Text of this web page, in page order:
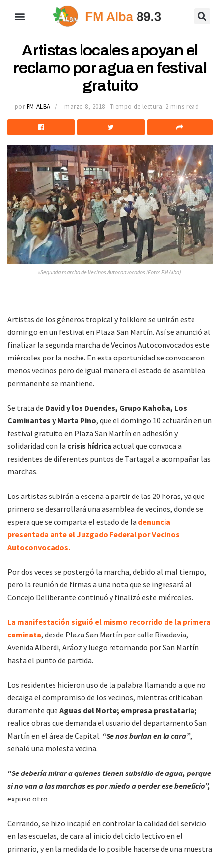
Artistas locales apoyan el
reclamo por agua en festival
gratuito
por FM ALBA marzo 8, 2018 Tiempo de lectura: 2 mins read
»Segunda marcha de Vecinos Autoconvocados (Foto: FM Alba)
Artistas de los géneros tropical y folklore se unirán este
domingo en un festival en Plaza San Martín. Así se anunció al
finalizar la segunda marcha de Vecinos Autoconvocados este
miércoles por la noche. En esta oportunidad se convocaron
menos vecinos pero de igual manera el estado de asamblea
permanente se mantiene.
Se trata de David y los Duendes, Grupo Kahoba, Los
Caminantes y Marta Pino, que el domingo 10 actuarán en un
festival gratuito en Plaza San Martín en adhesión y
solidaridad con la crisis hídrica actual que convoca a
residentes de diferentes puntos de Tartagal a acompañar las
marchas.
Los artistas subirán a escena a partir de las 20 horas, ya que
primero se desarrollará una asamblea de vecinos, donde se
espera que se comparta el estado de la denuncia
presentada ante el Juzgado Federal por Vecinos
Autoconvocados.
Por dos veces se postergó la marcha, debido al mal tiempo,
pero la reunión de firmas a una nota que se ingresará al
Concejo Deliberante continuó y finalizó este miércoles.
La manifestación siguió el mismo recorrido de la primera
caminata, desde Plaza San Martín por calle Rivadavia,
Avenida Alberdi, Aráoz y luego retornando por San Martín
hasta el punto de partida.
Los residentes hicieron uso de la palabra llamando a que no
decaiga el compromiso de los vecinos, mientras criticaban
duramente que Aguas del Norte; empresa prestataria;
realice obras que demanda el usuario del departamento San
Martín en el área de Capital. “Se nos burlan en la cara”,
señaló una molesta vecina.
“Se debería mirar a quienes tienen subsidio de agua, porque
si no van a las marchas es por miedo a perder ese beneficio”,
expuso otro.
Cerrando, se hizo incapié en controlar la calidad del servicio
en las escuelas, de cara al inicio del ciclo lectivo en el
primario, y en la medida de lo posible hacerse de una muestra